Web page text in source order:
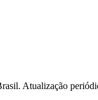
Atualização